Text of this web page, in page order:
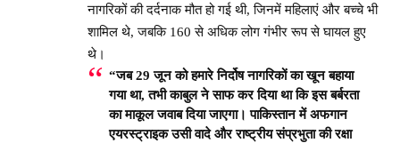
नागरिकों की दर्दनाक मौत हो गई थी, जिनमें महिलाएं और बच्चे भी
शामिल थे, जबकि 160 से अधिक लोग गंभीर रूप से घायल हुए
थे।
“जब 29 जून को हमारे निर्दोष नागरिकों का खून बहाया
गया था, तभी काबुल ने साफ कर दिया था कि इस बर्बरता
का माकूल जवाब दिया जाएगा।पाकिस्तान में अफगान
एयरस्ट्राइकउसी वादे और राष्ट्रीय संप्रभुता की रक्षा